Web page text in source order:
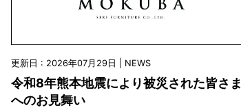
更新日 : 2026年07月29日 | NEWS
令和8年熊本地震により被災された皆さま
へのお見舞い